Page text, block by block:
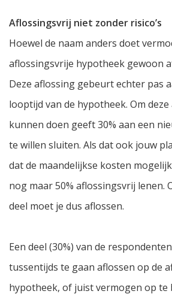
Aflossingsvrij niet zonder risico’s
Hoewel de naam anders doet
aflossingsvrije hypotheek gewoon
Deze aflossing gebeurt echter pas
looptijd van de hypotheek. Om
kunnen doen geeft 30% aan een
te willen sluiten. Als dat ook jouw
dat de maandelijkse kosten
nog maar 50% aflossingsvrij lenen.
deel moet je dus aflossen.
Een deel (30%) van de
tussentijds te gaan aflossen op de
hypotheek, of juist vermogen op te